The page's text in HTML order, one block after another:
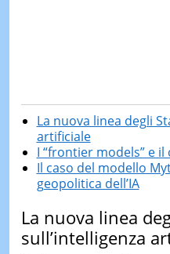
La nuova linea degli
artificiale
I “frontier models” e
Il caso del modello
geopolitica dell’IA
La nuova linea
sull’intelligenza